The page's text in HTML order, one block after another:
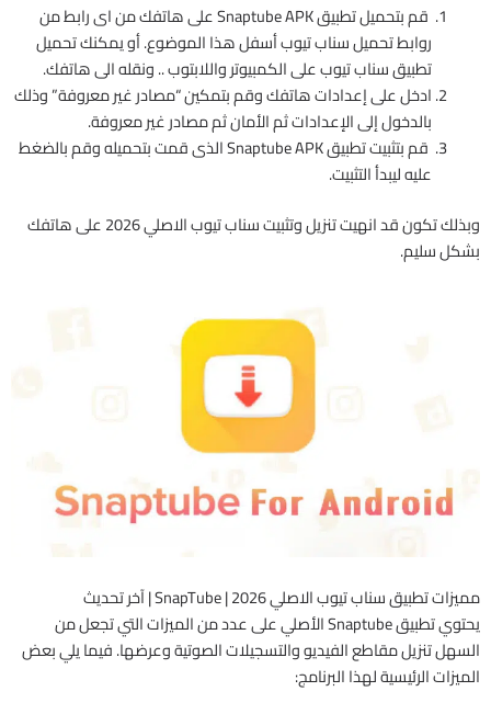
قم بتحميل تطبيق Snaptube APK على هاتفك من اى رابط من
روابط تحميل سناب تيوب أسفل هذا الموضوع. أو يمكنك تحميل
تطبيق سناب تيوب على الكمبيوتر واللابتوب .. ونقله الى هاتفك.
ادخل على إعدادات هاتفك وقم بتمكين “مصادر غير معروفة” وذلك
بالدخول إلى الإعدادات ثم الأمان ثم مصادر غير معروفة.
قم بتثبيت تطبيق Snaptube APK الذى قمت بتحميله وقم بالضغط
عليه ليبدأ التثبيت.
وبذلك تكون قد انهيت تنزيل وتثبيت سناب تيوب الاصلي 2026 على هاتفك
بشكل سليم.
مميزات تطبيق سناب تيوب الاصلي 2026 | SnapTube | آخر تحديث
يحتوي تطبيق Snaptube الأصلي على عدد من الميزات التي تجعل من
السهل تنزيل مقاطع الفيديو والتسجيلات الصوتية وعرضها. فيما يلي بعض
الميزات الرئيسية لهذا البرنامج: